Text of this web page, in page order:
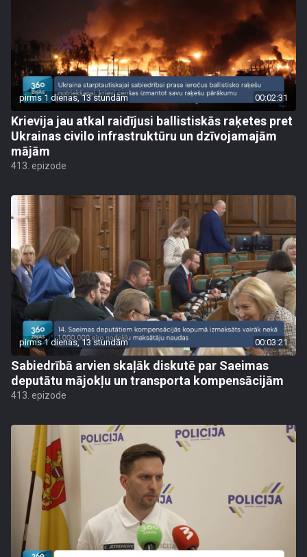
pirms 1 dienas, 13 stundām 00:02:31
Krievija jau atkal raidījusi ballistiskās raķetes pret
Ukrainas civilo infrastruktūru un dzīvojamajām
mājām
413. epizode
pirms 1 dienas, 13 stundām 00:03:21
Sabiedrībā arvien skaļāk diskutē par Saeimas
deputātu mājokļu un transporta kompensācijām
413. epizode